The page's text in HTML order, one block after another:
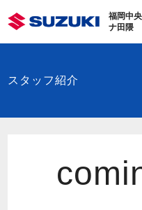
福岡中
ナ田隈
スタッフ紹介